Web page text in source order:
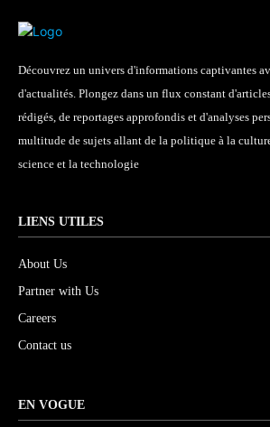
Découvrez un univers d'informations captivantes
d'actualités. Plongez dans un flux constant
rédigés, de reportages approfondis et d'analyses
multitude de sujets allant de la politique à la
science et la technologie
LIENS UTILES
About Us
Partner with Us
Careers
Contact us
EN VOGUE